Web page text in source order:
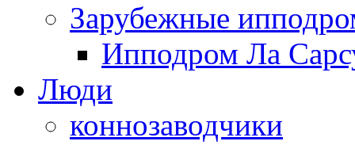
Зарубежные
Ипподром Ла
Люди
коннозаводчики